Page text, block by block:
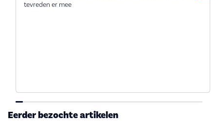
tevreden er mee
Eerder bezochte artikelen